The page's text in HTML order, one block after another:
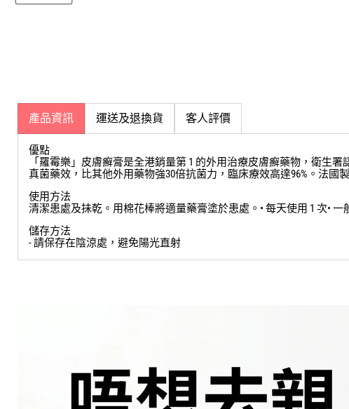
產品資訊 運送及退換貨 客人評價
優點
「羅霉樂」皮膚癬膏是全港銷量第 1 的外用治療皮膚癬藥物，衛生
真菌藥效，比其他外用藥物強30倍抗菌力，臨床療效高達96%。法國
使用方法
清潔患處及抺乾。用棉花棒將適量藥膏塗於患處。• 每天使用 1 次•
儲存方法
- 請保存在陰涼處，避免陽光直射